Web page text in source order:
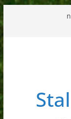
Przejdź
do
treści